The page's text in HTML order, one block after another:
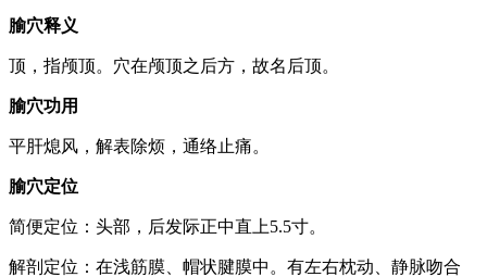
腧穴释义
顶，指颅顶。穴在颅顶之后方，故名后顶。
腧穴功用
平肝熄风，解表除烦，通络止痛。
腧穴定位
简便定位：头部，后发际正中直上5.5寸。
解剖定位：在浅筋膜、帽状腱膜中。有左右枕动、静脉吻合